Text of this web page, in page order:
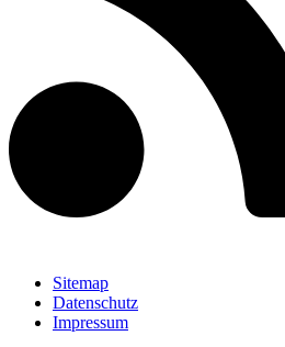
Sitemap
Datenschutz
Impressum